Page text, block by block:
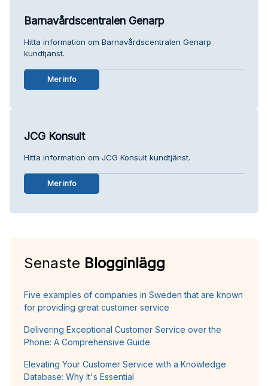
Barnavårdscentralen Genarp
Hitta information om Barnavårdscentralen Genarp
kundtjänst.
Mer info
JCG Konsult
Hitta information om JCG Konsult kundtjänst.
Mer info
Senaste Blogginlägg
Five examples of companies in Sweden that are known
for providing great customer service
Delivering Exceptional Customer Service over the
Phone: A Comprehensive Guide
Elevating Your Customer Service with a Knowledge
Database: Why It's Essential